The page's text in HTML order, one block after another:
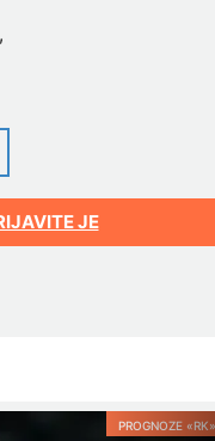
,
JE
PROGNOZE